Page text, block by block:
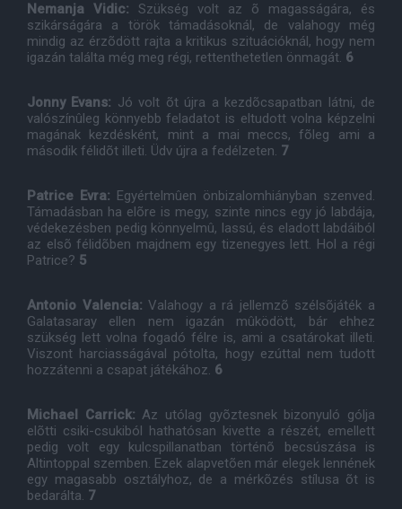
Nemanja Vidic: Szükség volt az õ magasságára, és
szikárságára a török támadásoknál, de valahogy még
mindig az érzõdött rajta a kritikus szituációknál, hogy nem
igazán találta még meg régi, rettenthetetlen önmagát. 6
Jonny Evans: Jó volt õt újra a kezdõcsapatban látni, de
valószínûleg könnyebb feladatot is eltudott volna képzelni
magának kezdésként, mint a mai meccs, fõleg ami a
második félidõt illeti. Üdv újra a fedélzeten. 7
Patrice Evra: Egyértelmûen önbizalomhiányban szenved.
Támadásban ha elõre is megy, szinte nincs egy jó labdája,
védekezésben pedig könnyelmû, lassú, és eladott labdáiból
az elsõ félidõben majdnem egy tizenegyes lett. Hol a régi
Patrice? 5
Antonio Valencia:Valahogy a rá jellemzõ szélsõjáték a
Galatasaray ellen nem igazán mûködött, bár ehhez
szükség lett volna fogadó félre is, ami a csatárokat illeti.
Viszont harciasságával pótolta, hogy ezúttal nem tudott
hozzátenni a csapat játékához. 6
Michael Carrick:Az utólag gyõztesnek bizonyuló gólja
elõtti csiki-csukiból hathatósan kivette a részét, emellett
pedig volt egy kulcspillanatban történõ becsúszása is
Altintoppal szemben. Ezek alapvetõen már elegek lennének
egy magasabb osztályhoz, de a mérkõzés stílusa õt is
bedarálta. 7